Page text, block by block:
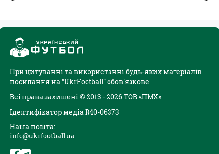
При цитуванні та використанні будь-яких матеріалів
посилання на "UkrFootball" обов'язкове
Всі права захищені © 2013 - 2026 ТОВ «ПМХ»
Ідентифікатор медіа R40-06373
Наша пошта:
info@ukrfootball.ua